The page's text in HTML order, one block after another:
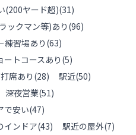
(200ヤード超)(31)
ックマン等)あり (96)
練習場あり(63)
ートコースあり (5)
席あり (28) 駅近(50)
深夜営業(51)
で安い(47)
インドア(43) 駅近の屋外(7)